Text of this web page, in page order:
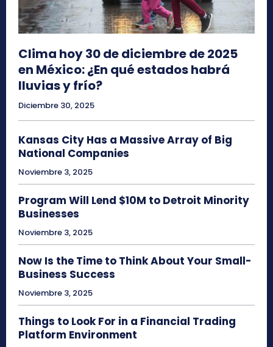
Clima hoy 30 de diciembre de 2025
en México: ¿En qué estados habrá
lluvias y frío?
Diciembre 30, 2025
Kansas City Has a Massive Array of Big
National Companies
Noviembre 3, 2025
Program Will Lend $10M to Detroit Minority
Businesses
Noviembre 3, 2025
Now Is the Time to Think About Your Small-
Business Success
Noviembre 3, 2025
Things to Look For in a Financial Trading
Platform Environment